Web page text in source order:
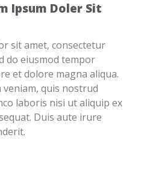
Ipsum Doler Sit
sit amet, consectetur
do eiusmod tempor
et dolore magna aliqua.
veniam, quis nostrud
laboris nisi ut aliquip ex
Duis aute irure